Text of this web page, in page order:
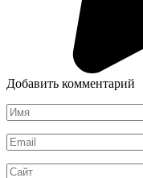
Добавить комментарий
Имя
*
Email
*
Сайт